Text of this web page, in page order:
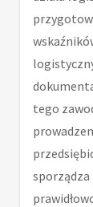
tego
sporządza